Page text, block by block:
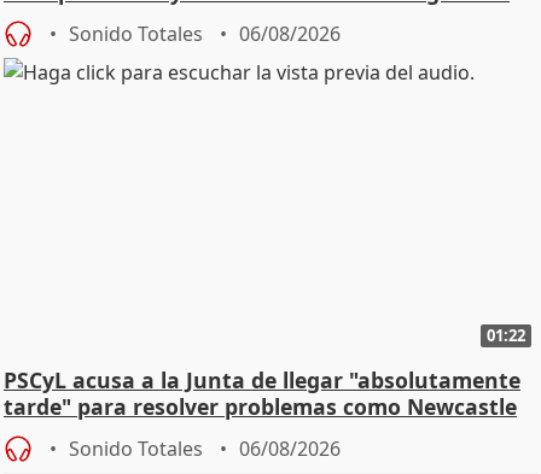
Sonido Totales 06/08/2026
01:22
PSCyL acusa a la Junta de llegar "absolutamente
tarde" para resolver problemas como Newcastle
Sonido Totales 06/08/2026